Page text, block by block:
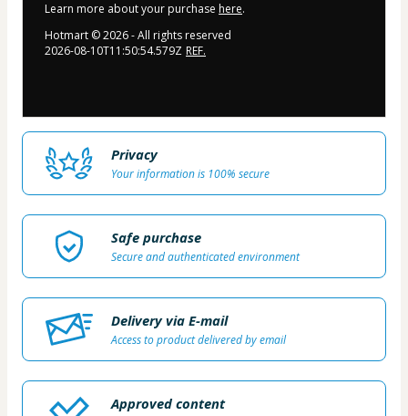
Learn more about your purchase here.
Hotmart ©2026- All rights reserved
2026-08-10T11:50:54.579Z REF.
Privacy
Your information is 100% secure
Safe purchase
Secure and authenticated environment
Delivery via E-mail
Access to product delivered by email
Approved content